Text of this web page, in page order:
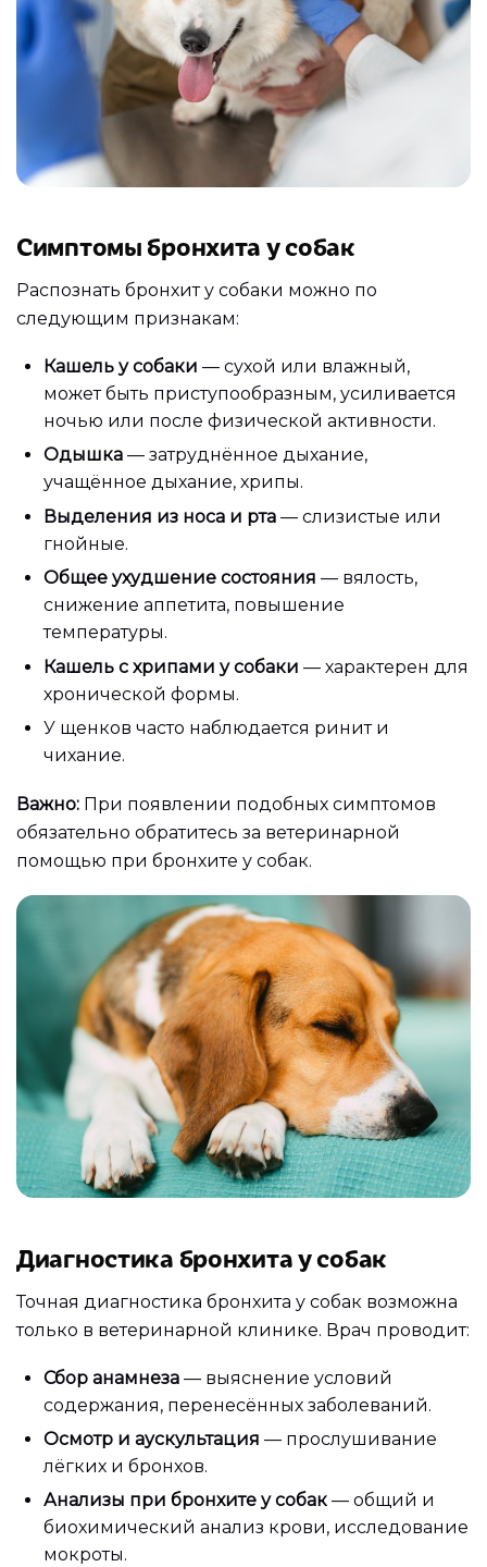
Симптомы бронхита у собак
Распознать бронхит у собаки можно по
следующим признакам:
Кашель у собаки — сухой или влажный,
может быть приступообразным, усиливается
ночью или после физической активности.
Одышка — затруднённое дыхание,
учащённое дыхание, хрипы.
Выделения из носа и рта — слизистые или
гнойные.
Общее ухудшение состояния — вялость,
снижение аппетита, повышение
температуры.
Кашель с хрипами у собаки — характерен для
хронической формы.
У щенков часто наблюдается ринит и
чихание.
Важно: При появлении подобных симптомов
обязательно обратитесь за ветеринарной
помощью при бронхите у собак.
Диагностика бронхита у собак
Точная диагностика бронхита у собак возможна
только в ветеринарной клинике. Врач проводит:
Сбор анамнеза — выяснение условий
содержания, перенесённых заболеваний.
Осмотр и аускультация — прослушивание
лёгких и бронхов.
Анализы при бронхите у собак — общий и
биохимический анализ крови, исследование
мокроты.